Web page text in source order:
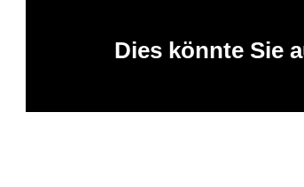
Dies könnte Sie